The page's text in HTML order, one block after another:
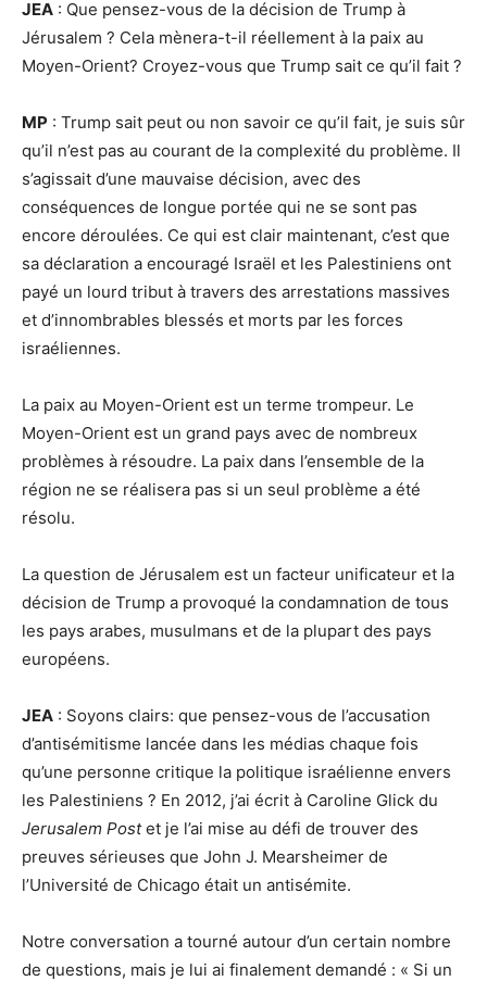
JEA : Que pensez-vous de la décision de Trump à
Jérusalem ? Cela mènera-t-il réellement à la paix au
Moyen-Orient? Croyez-vous que Trump sait ce qu’il fait ?
MP : Trump sait peut ou non savoir ce qu’il fait, je suis sûr
qu’il n’est pas au courant de la complexité du problème. Il
s’agissait d’une mauvaise décision, avec des
conséquences de longue portée qui ne se sont pas
encore déroulées. Ce qui est clair maintenant, c’est que
sa déclaration a encouragé Israël et les Palestiniens ont
payé un lourd tribut à travers des arrestations massives
et d’innombrables blessés et morts par les forces
israéliennes.
La paix au Moyen-Orient est un terme trompeur. Le
Moyen-Orient est un grand pays avec de nombreux
problèmes à résoudre. La paix dans l’ensemble de la
région ne se réalisera pas si un seul problème a été
résolu.
La question de Jérusalem est un facteur unificateur et la
décision de Trump a provoqué la condamnation de tous
les pays arabes, musulmans et de la plupart des pays
européens.
JEA : Soyons clairs: que pensez-vous de l’accusation
d’antisémitisme lancée dans les médias chaque fois
qu’une personne critique la politique israélienne envers
les Palestiniens ? En 2012, j’ai écrit à Caroline Glick du
Jerusalem Postet je l’ai mise au défi de trouver des
preuves sérieuses que John J. Mearsheimer de
l’Université de Chicago était un antisémite.
Notre conversation a tourné autour d’un certain nombre
de questions, mais je lui ai finalement demandé : « Si un